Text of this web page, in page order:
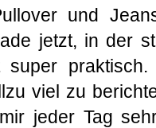
und
jetzt, in der
viel zu
jeder Tag